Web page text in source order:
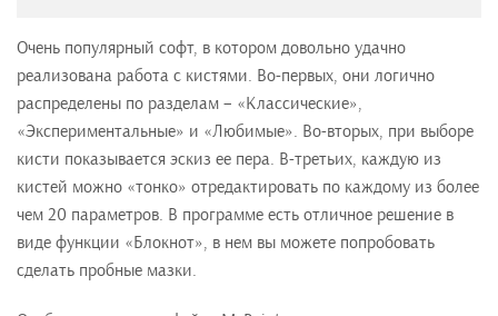
Очень популярный софт, в котором довольно удачно
реализована работа с кистями. Во-первых, они логично
распределены по разделам – «Классические»,
«Экспериментальные» и «Любимые». Во-вторых, при выборе
кисти показывается эскиз ее пера. В-третьих, каждую из
кистей можно «тонко» отредактировать по каждому из более
чем 20 параметров. В программе есть отличное решение в
виде функции «Блокнот», в нем вы можете попробовать
сделать пробные мазки.